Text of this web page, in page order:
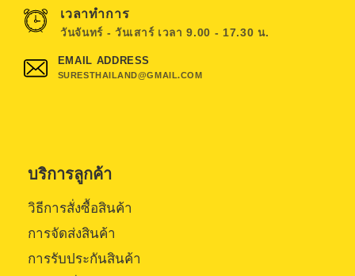
เวลาทำการ
วันจันทร์ - วันเสาร์ เวลา 9.00 - 17.30 น.
EMAIL ADDRESS
SURESTHAILAND@GMAIL.COM
บริการลูกค้า
วิธีการสั่งซื้อสินค้า
การจัดส่งสินค้า
การรับประกันสินค้า